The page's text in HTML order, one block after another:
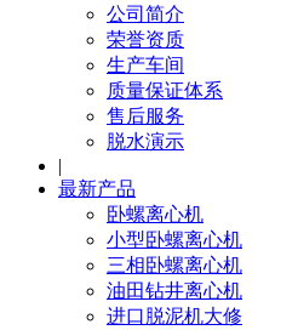
公司简介
荣誉资质
生产车间
质量保证体系
售后服务
脱水演示
|
最新产品
卧螺离心机
小型卧螺离心机
三相卧螺离心机
油田钻井离心机
进口脱泥机大修